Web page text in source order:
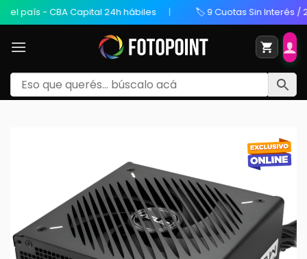
- CBA Capital 24h hábiles 🏷️ 9 Cuotas Sin Interés / 20%